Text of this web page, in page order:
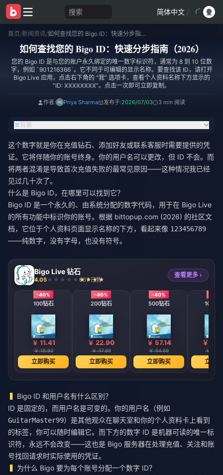
搜索 简体中文 /
首页/新闻资讯/ 如何查找您的 Bigo ID：快速分步指南（2026）
如何查找您的 Bigo ID：快速分步指南（2026）
您的 Bigo ID 是与您的账户永久绑定的唯一数字标识符，通常为 8 到 10 位数
字，例如 `901216366`。它不同于可编辑的显示名称。要查找该 ID，请打开
Bigo Live 应用，点击右下角的 “我” 选项卡，查看个人资料名称下方显示的
“ID: XXXXXXXX”。点击一次即可立即复制。
作者: Priya Sharma 发布于:2026/07/03 3 min 阅读
目录
这个数字就是你在充值钻石、添加好友或联系客服时需要提供的凭
证。它将伴随你的账号终身。你的用户名可以更改，但 ID 不会。而
将两者混淆是导致首次充值失败的最常见原因——这种情况我已经
见过几十次了。
什么是 Bigo ID，在哪里可以找到它？
Bigo ID 是一个永久的、由系统分配的数字代码，用于在 Bigo Live
的所有功能中标识你的账号。根据 bittopup.com (2026) 的社区文
档，它位于个人资料页面显示名称的下方，看起来像 123456789
——纯数字，没有字母，也没有符号。
Bigo Live 钻石
4.05 667 已售
查看更多 ›
-40%
100钻石
￥ 11.41
￥ 18.93
立即购买
-40%
200钻石
￥ 22.90
￥ 37.88
立即购买
-40%
500钻石
￥ 57.14
￥ 94.69
立即购买
1000
￥
￥
立即
Bigo ID 和用户名有什么区别？
ID 是固定的，而用户名是可变的。你的用户名（例如
GuitarMaster99）是其他观众在聊天室和你的个人资料卡上看到
的标签，你可以随时编辑它。而下方的数字 ID 是机器可读的唯一标
识符，永远不会改变——这也是 Bigo 服务器在处理充值、关注和账
号找回请求时实际使用的凭证。
为什么 Bigo 要为每个账号分配一个数字 ID？